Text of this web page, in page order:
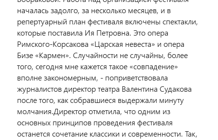
началась задолго, за несколько месяцев, и в
репертуарный план фестиваля включены спектакли,
которые поставила Ия Петровна. Это опера
Римского-Корсакова «Царская невеста» и опера
Бизе «Кармен». Случайности не случайны, более
того, сегодня мне кажется такое «совпадение»
вполне закономерным, - поприветствовала
журналистов директор театра Валентина Судакова
после того, как собравшиеся выдержали минуту
молчания.Директор отметила, что одним из
основных принципов проведения фестиваля
останется сочетание классики и современности. Так,